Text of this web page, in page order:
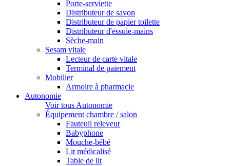
Porte-serviette
Distributeur de savon
Distributeur de papier toilette
Distributeur d'essuie-mains
Sèche-main
Sesam vitale
Lecteur de carte vitale
Terminal de paiement
Mobilier
Armoire à pharmacie
Autonomie
Voir tous Autonomie
Équipement chambre / salon
Fauteuil releveur
Babyphone
Mouche-bébé
Lit médicalisé
Table de lit